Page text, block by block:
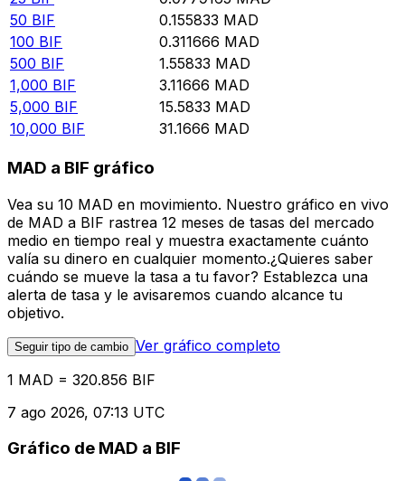
50 BIF 0.155833 MAD
100 BIF 0.311666 MAD
500 BIF 1.55833 MAD
1,000 BIF 3.11666 MAD
5,000 BIF 15.5833 MAD
10,000 BIF 31.1666 MAD
MAD a BIF gráfico
Vea su 10 MAD en movimiento. Nuestro gráfico en vivo
de MAD a BIF rastrea 12 meses de tasas del mercado
medio en tiempo real y muestra exactamente cuánto
valía su dinero en cualquier momento.¿Quieres saber
cuándo se mueve la tasa a tu favor? Establezca una
alerta de tasa y le avisaremos cuando alcance tu
objetivo.
Seguir tipo de cambio Ver gráfico completo
1 MAD = 320.856 BIF
7 ago 2026, 07:13 UTC
Gráfico de MAD a BIF